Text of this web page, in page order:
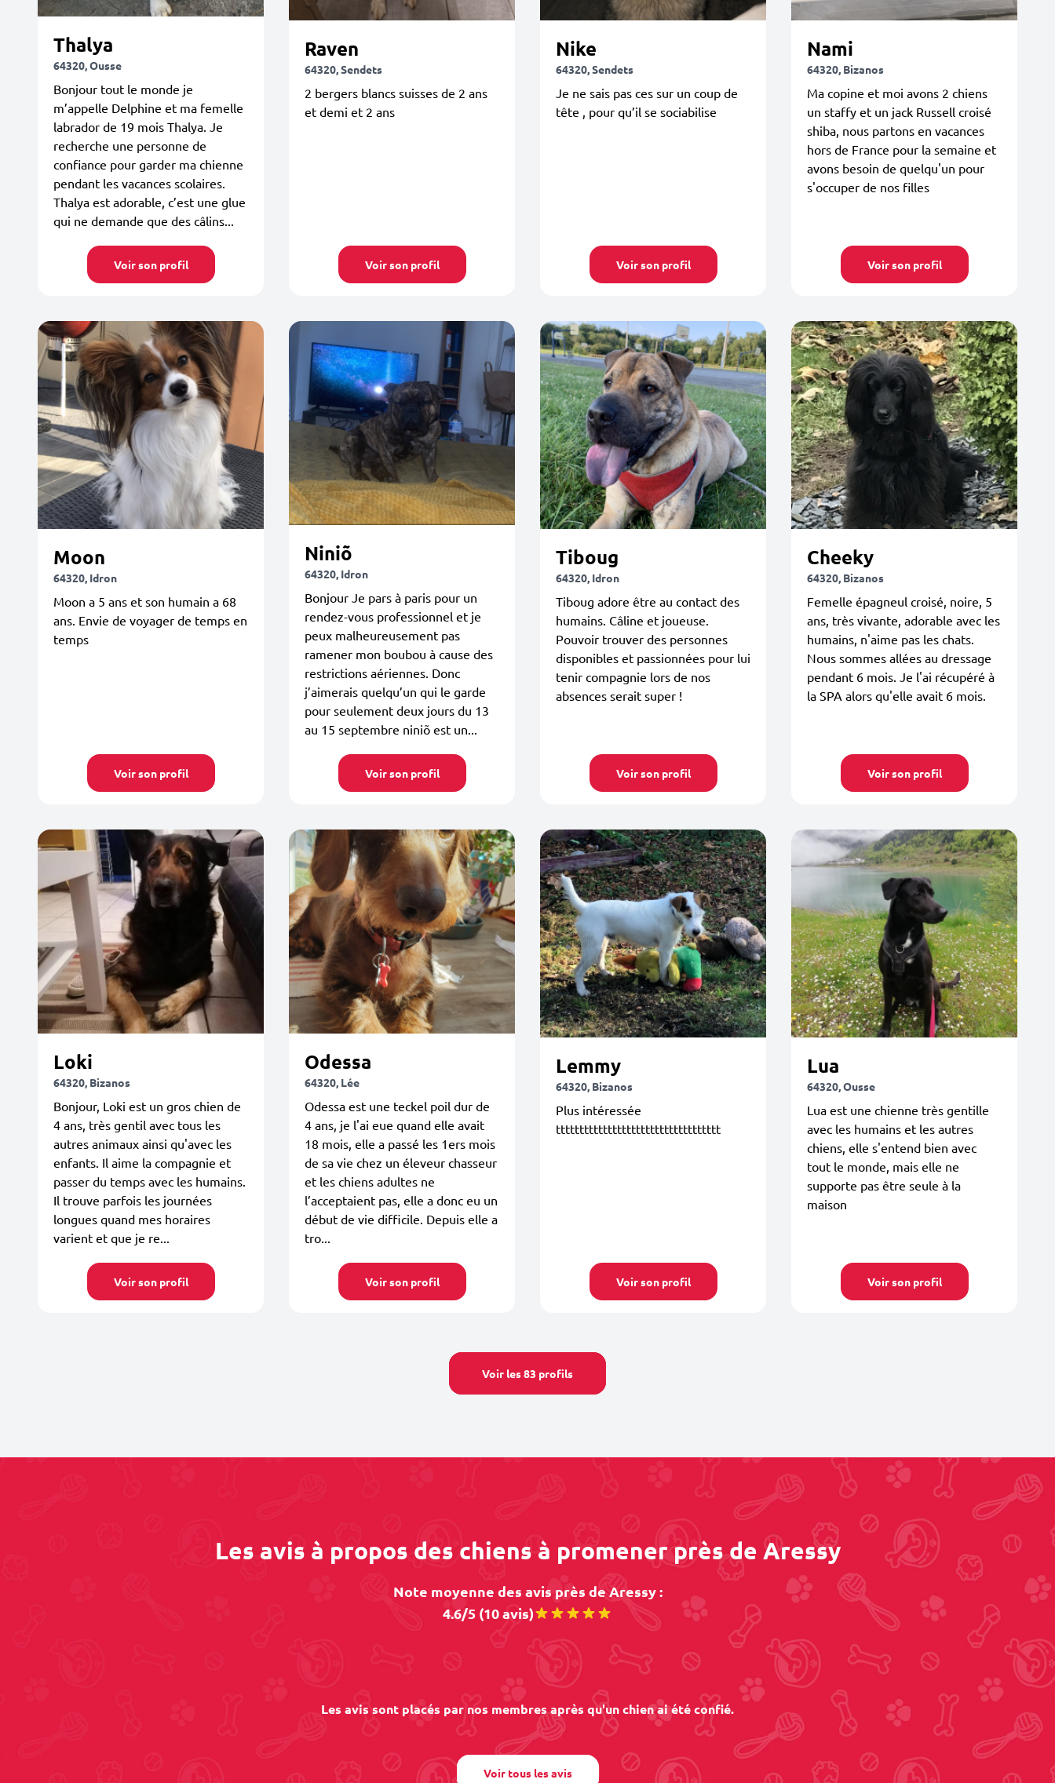
Thalya
64320, Ousse
Bonjour tout le monde je
m’appelle Delphine et ma femelle
labrador de 19 mois Thalya. Je
recherche une personne de
confiance pour garder ma chienne
pendant les vacances scolaires.
Thalya est adorable, c’est une glue
qui ne demande que des câlins...
Voir son profil
Raven
64320, Sendets
2 bergers blancs suisses de 2 ans
et demi et 2 ans
Voir son profil
Nike
64320, Sendets
Je ne sais pas ces sur un coup de
tête , pour qu’il se sociabilise
Voir son profil
Nami
64320, Bizanos
Ma copine et moi avons 2 chiens
un staffy et un jack Russell croisé
shiba, nous partons en vacances
hors de France pour la semaine et
avons besoin de quelqu'un pour
s'occuper de nos filles
Voir son profil
Moon
64320, Idron
Moon a 5 ans et son humain a 68
ans. Envie de voyager de temps en
temps
Voir son profil
Niniõ
64320, Idron
Bonjour Je pars à paris pour un
rendez-vous professionnel et je
peux malheureusement pas
ramener mon boubou à cause des
restrictions aériennes. Donc
j’aimerais quelqu’un qui le garde
pour seulement deux jours du 13
au 15 septembre niniõ est un...
Voir son profil
Tiboug
64320, Idron
Tiboug adore être au contact des
humains. Câline et joueuse.
Pouvoir trouver des personnes
disponibles et passionnées pour lui
tenir compagnie lors de nos
absences serait super !
Voir son profil
Cheeky
64320, Bizanos
Femelle épagneul croisé, noire, 5
ans, très vivante, adorable avec les
humains, n'aime pas les chats.
Nous sommes allées au dressage
pendant 6 mois. Je l'ai récupéré à
la SPA alors qu'elle avait 6 mois.
Voir son profil
Loki
64320, Bizanos
Bonjour, Loki est un gros chien de
4 ans, très gentil avec tous les
autres animaux ainsi qu'avec les
enfants. Il aime la compagnie et
passer du temps avec les humains.
Il trouve parfois les journées
longues quand mes horaires
varient et que je re...
Voir son profil
Odessa
64320, Lée
Odessa est une teckel poil dur de
4 ans, je l'ai eue quand elle avait
18 mois, elle a passé les 1ers mois
de sa vie chez un éleveur chasseur
et les chiens adultes ne
l’acceptaient pas, elle a donc eu un
début de vie difficile. Depuis elle a
tro...
Voir son profil
Lemmy
64320, Bizanos
Plus intéressée
ttttttttttttttttttttttttttttttttttt
Voir son profil
Lua
64320, Ousse
Lua est une chienne très gentille
avec les humains et les autres
chiens, elle s'entend bien avec
tout le monde, mais elle ne
supporte pas être seule à la
maison
Voir son profil
Voir les 83 profils
Les avis à propos des chiens à promener près de Aressy
Note moyenne des avis près de Aressy :
4.6/5 (10 avis)
Les avis sont placés par nos membres après qu'un chien ai été confié.
Voir tous les avis